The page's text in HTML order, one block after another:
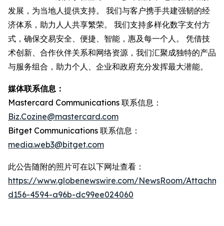
发展，为当地人提供支持。 我们与客户携手共建强韧的经
济体系，助力人人共享繁荣。 我们支持多样化数字支付方
式，确保交易安全、便捷、智能，惠及每一个人。 凭借技
术创新、合作伙伴关系和网络资源，我们汇聚成独特的产品
与服务组合，助力个人、企业和政府充分发挥最大潜能。
媒体联系信息：
Mastercard Communications 联系信息：
Biz.Cozine@mastercard.com
Bitget Communications 联系信息：
media.web3@bitget.com
此公告随附的照片可在以下网址查看：
https://www.globenewswire.com/NewsRoom/
d156-4594-a96b-dc99ee024060